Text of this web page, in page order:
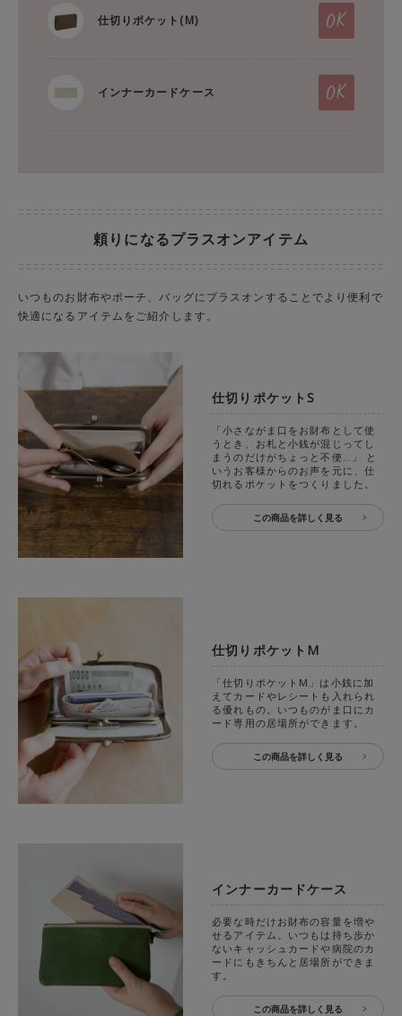
仕切りポケット(M)
インナーカードケース
頼りになるプラスオンアイテム
いつものお財布やポーチ、バッグにプラスオンすることでより便利で
快適になるアイテムをご紹介します。
仕切りポケットS
「小さながま口をお財布として使
うとき、お札と小銭が混じってし
まうのだけがちょっと不便…」 と
いうお客様からのお声を元に、仕
切れるポケットをつくりました。
この商品を詳しく見る
仕切りポケットM
「仕切りポケットM」は小銭に加
えてカードやレシートも入れられ
る優れもの。いつものがま口にカ
ード専用の居場所ができます。
この商品を詳しく見る
インナーカードケース
必要な時だけお財布の容量を増や
せるアイテム。いつもは持ち歩か
ないキャッシュカードや病院のカ
ードにもきちんと居場所ができま
す。
この商品を詳しく見る